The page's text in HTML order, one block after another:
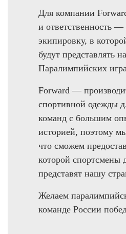
Для компании
и ответственность —
экипировку, в
будут представлять
Паралимпийских
Forward —
спортивной одежды
команд с большим
историей, поэтому
что сможем
которой спортсмены
представят нашу
Желаем
команде России